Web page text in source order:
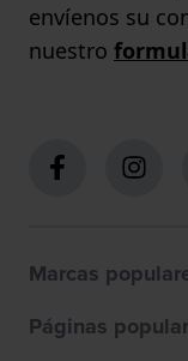
envíenos su
nuestro
Marcas
Páginas